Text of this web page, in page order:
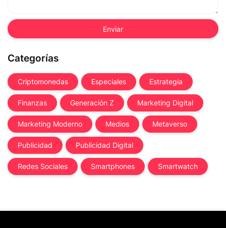
Categorías
Criptomonedas Especiales Estrategia
Finanzas Generación Z Marketing Digital
Marketing Moderno Medios Metaverso
Publicidad Publicidad Digital
Redes Sociales Smartphones Smartwatch